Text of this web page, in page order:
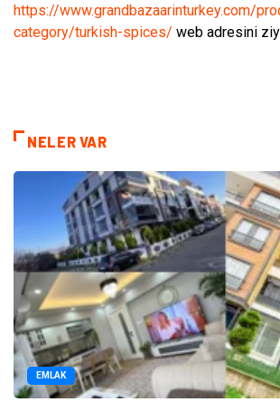
https://www.grandbazaarinturkey.com/
category/turkish-spices/ web adresini
NELER VAR
EMLAK